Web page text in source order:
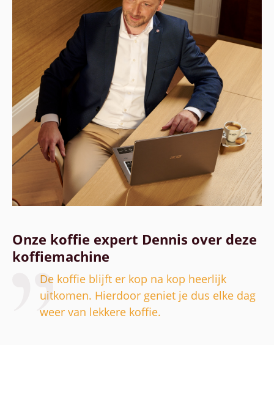
Onze koffie expert Dennis over deze
koffiemachine
De koffie blijft er kop na kop heerlijk
uitkomen. Hierdoor geniet je dus elke dag
weer van lekkere koffie.